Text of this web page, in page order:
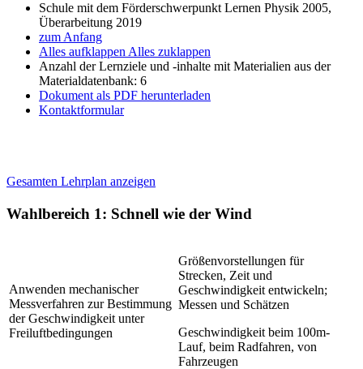
Schule mit dem Förderschwerpunkt Lernen Physik 2005,
Überarbeitung 2019
zum Anfang
Alles aufklappen Alles zuklappen
Anzahl der Lernziele und -inhalte mit Materialien aus der
Materialdatenbank: 6
Dokument als PDF herunterladen
Kontaktformular
Gesamten Lehrplan anzeigen
Wahlbereich 1: Schnell wie der Wind
Anwenden mechanischer
Messverfahren zur Bestimmung
der Geschwindigkeit unter
Freiluftbedingungen
Größenvorstellungen für
Strecken, Zeit und
Geschwindigkeit entwickeln;
Messen und Schätzen
Geschwindigkeit beim 100m-
Lauf, beim Radfahren, von
Fahrzeugen